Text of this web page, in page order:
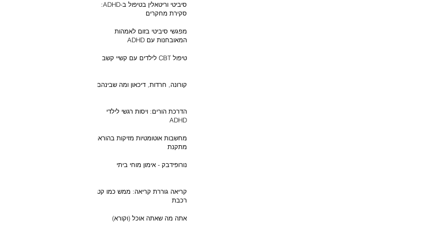
סיביטי וריטאלין בטיפול ב-ADHD:
סקירת מחקרים
מפגשי סיביטי בזום לאמהות
המאובחנות עם ADHD
טיפול CBT לילדים עם קשיי קשב
קורונה, חרדות, דיכאון ומה שבינהם
הדרכת הורים: ויסות רגשי לילדי
ADHD
מחשבות אוטומטיות מזיקות בהוראה
מתקנת
נורופידבק - אימון מוחי ביתי
קריאה גוררת קריאה: ממש כמו קטר
רכבת
אתה מה שאתה אוכל (וקורא)